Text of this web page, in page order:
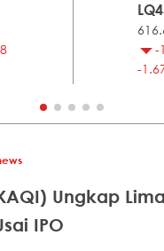
-
-
Ungkap
IPO